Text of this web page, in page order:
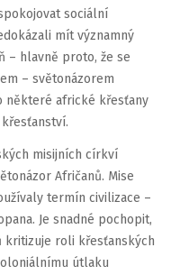
sociální
mít významný
– hlavně proto, že se
– světonázorem
některé africké křesťany
misijních církví
Afričanů. Mise
termín civilizace –
Je snadné pochopit,
kritizuje roli křesťanských
útlaku